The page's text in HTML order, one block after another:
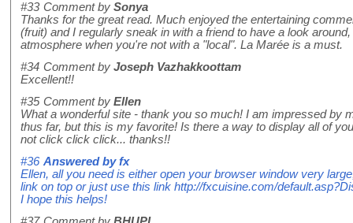
#33 Comment by Sonya
Thanks for the great read. Much enjoyed the entertaining
(fruit) and I regularly sneak in with a friend to have a look
atmosphere when you're not with a "local". La Marée is a must.
#34 Comment by Joseph Vazhakkoottam
Excellent!!
#35 Comment by Ellen
What a wonderful site - thank you so much! I am impressed by
thus far, but this is my favorite! Is there a way to display all of
not click click click... thanks!!
#36 Answered byfx
Ellen, all you need is either open your browser window very
link on top or just use this link http://fxcuisine.com/
I hope this helps!